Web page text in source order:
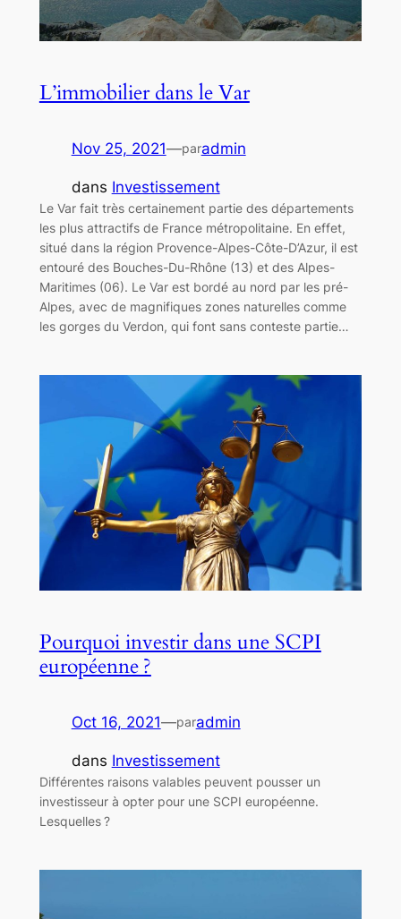
L’immobilier dans le Var
Nov 25, 2021—paradmin
dans Investissement
Le Var fait très certainement partie des départements
les plus attractifs de France métropolitaine. En effet,
situé dans la région Provence-Alpes-Côte-D’Azur, il est
entouré des Bouches-Du-Rhône (13) et des Alpes-
Maritimes (06). Le Var est bordé au nord par les pré-
Alpes, avec de magnifiques zones naturelles comme
les gorges du Verdon, qui font sans conteste partie…
Pourquoi investir dans une SCPI
européenne ?
Oct 16, 2021—paradmin
dans Investissement
Différentes raisons valables peuvent pousser un
investisseur à opter pour une SCPI européenne.
Lesquelles ?